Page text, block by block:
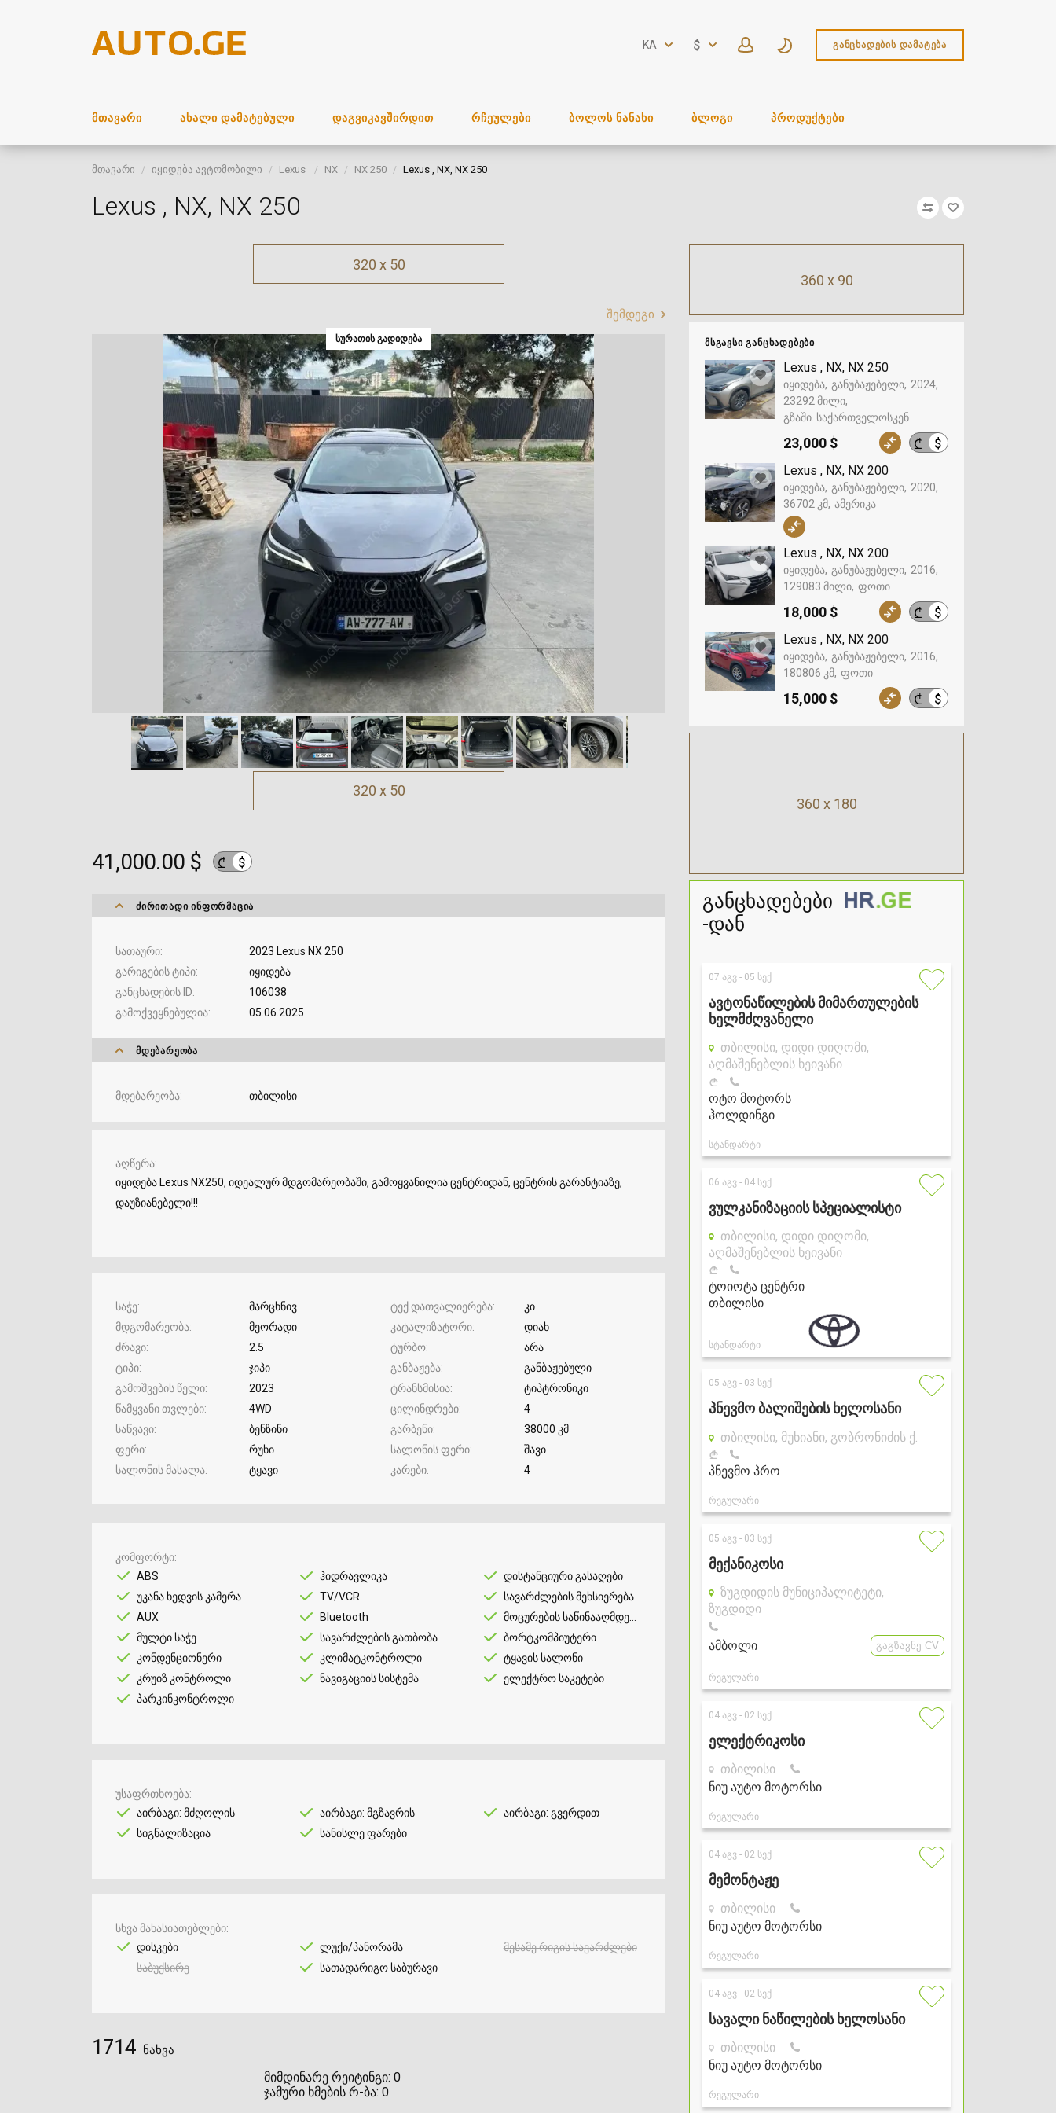
KA $ ᲒᲐᲜᲪᲮᲐᲓᲔᲑᲘᲡ ᲓᲐᲛᲐᲢᲔᲑᲐ
ᲛᲗᲐᲕᲐᲠᲘ ᲐᲮᲐᲚᲘ ᲓᲐᲛᲐᲢᲔᲑᲣᲚᲘ ᲓᲐᲒᲕᲘᲙᲐᲕᲨᲘᲠᲓᲘᲗ ᲠᲩᲔᲣᲚᲔᲑᲘ ᲑᲝᲚᲝᲡ ᲜᲐᲜᲐᲮᲘ ᲑᲚᲝᲒᲘ ᲞᲠᲝᲓᲣᲥᲢᲔᲑᲘ
მთავარი იყიდება ავტომობილი Lexus NX NX 250 Lexus , NX, NX 250
Lexus , NX, NX 250
360 x 90
ᲛᲡᲒᲐᲕᲡᲘ ᲒᲐᲜᲪᲮᲐᲓᲔᲑᲔᲑᲘ
Lexus , NX, NX 250
იყიდება განუბაჟებელი 2024
23292 მილი
გზაში. საქართველოსკენ
₾ $
23,000 $
Lexus , NX, NX 200
იყიდება განუბაჟებელი 2020
36702 კმ ამერიკა
Lexus , NX, NX 200
იყიდება განუბაჟებელი 2016
129083 მილი ფოთი
₾ $
18,000 $
Lexus , NX, NX 200
იყიდება განუბაჟებელი 2016
180806 კმ ფოთი
₾ $
15,000 $
360 x 180
320 x 50
შემდეგი
ᲡᲣᲠᲐᲗᲘᲡ ᲒᲐᲓᲘᲓᲔᲑᲐ
320 x 50
41,000.00 $ ₾ $
ᲫᲘᲠᲘᲗᲐᲓᲘ ᲘᲜᲤᲝᲠᲛᲐᲪᲘᲐ
სათაური
2023 Lexus NX 250
გარიგების ტიპი
იყიდება
განცხადების ID
106038
გამოქვეყნებულია
05.06.2025
ᲛᲓᲔᲑᲐᲠᲔᲝᲑᲐ
მდებარეობა თბილისი
აღწერა
იყიდება Lexus NX250, იდეალურ მდგომარეობაში, გამოყვანილია ცენტრიდან, ცენტრის გარანტიაზე,
დაუზიანებელი!!!
საჭე მარცხნივ ტექ.დათვალიერება
კი
მდგომარეობა
მეორადი კატალიზატორი
დიახ
ძრავი
2.5 ტურბო
არა
ტიპი
ჯიპი განბაჟება
განბაჟებული
გამოშვების წელი
2023 ტრანსმისია
ტიპტრონიკი
წამყვანი თვლები
4WD ცილინდრები
4
საწვავი
ბენზინი გარბენი
38000 კმ
ფერი
რუხი სალონის ფერი
შავი
სალონის მასალა
ტყავი კარები 4
კომფორტი
ABS
ჰიდრავლიკა
დისტანციური გასაღები
უკანა ხედვის კამერა
TV/VCR
სავარძლების მეხსიერება
AUX
Bluetooth
მოცურების საწინააღმდეგო
მულტი საჭე
სავარძლების გათბობა
ბორტკომპიუტერი
კონდენციონერი
კლიმატკონტროლი
ტყავის სალონი
კრუიზ კონტროლი
ნავიგაციის სისტემა
ელექტრო საკეტები
პარკინკონტროლი
უსაფრთხოება
აირბაგი: მძღოლის
აირბაგი: მგზავრის
აირბაგი: გვერდით
სიგნალიზაცია
სანისლე ფარები
სხვა მახასიათებლები
დისკები
ლუქი/პანორამა
მესამე რიგის სავარძლები
საბუქსირე
სათადარიგო საბურავი
მიმდინარე რეიტინგი: 0
ჯამური ხმების რ-ბა: 0
1714 ნახვა